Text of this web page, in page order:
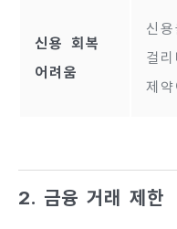
신용 회복
어려움
신
걸
제
2. 금융 거래 제한